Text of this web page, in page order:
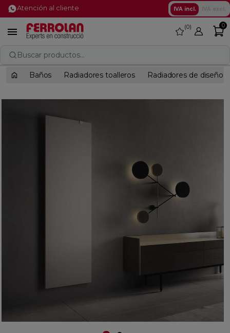
Atención al cliente IVA incl.
 favorite
0 0
Buscar productos...
Baños Radiadores toalleros Radiadores de diseño